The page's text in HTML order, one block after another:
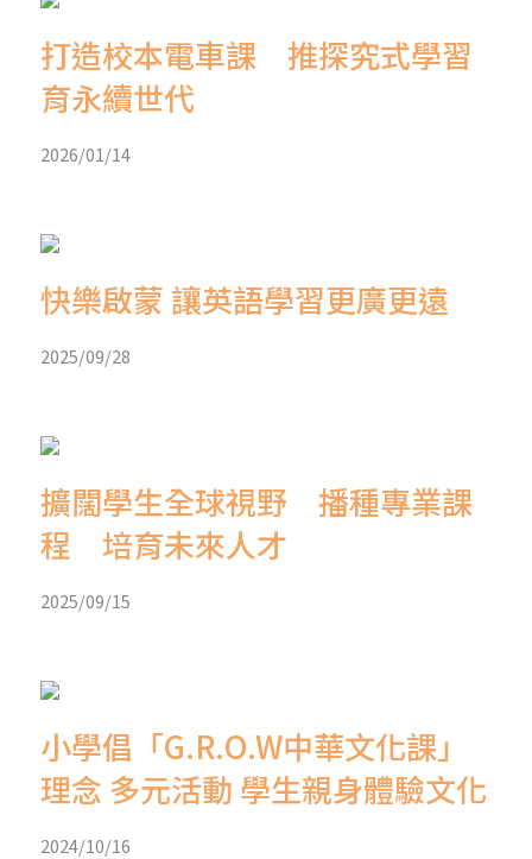
打造校本電車課 推探究式學習
育永續世代
2026/01/14
快樂啟蒙 讓英語學習更廣更遠
2025/09/28
擴闊學生全球視野 播種專業課
程 培育未來人才
2025/09/15
小學倡「G.R.O.W中華文化課」
理念 多元活動 學生親身體驗文化
2024/10/16